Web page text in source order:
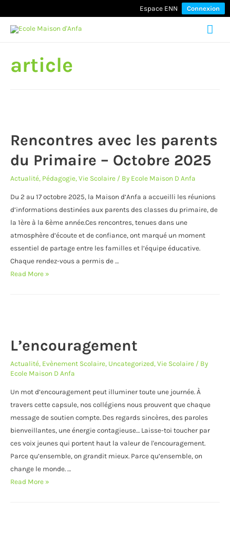
Espace ENN Connexion
article
Rencontres avec les parents
du Primaire – Octobre 2025
Actualité, Pédagogie,Vie Scolaire / By Ecole Maison D Anfa
Du 2 au 17 octobre 2025, la Maison d’Anfa a accueilli les réunions
d’informations destinées aux parents des classes du primaire, de
la 1ère à la 6ème année.Ces rencontres, tenues dans une
atmosphère d’écoute et de confiance, ont marqué un moment
essentiel de partage entre les familles et l’équipe éducative.
Chaque rendez-vous a permis de …
Rencontres
–
Octobre
2025
Read More »
L’encouragement
Actualité, Evènement Scolaire, Uncategorized, Vie Scolaire / By
Ecole Maison D Anfa
Un mot d’encouragement peut illuminer toute une journée. À
travers cette capsule, nos collégiens nous prouvent que chaque
message de soutien compte. Des regards sincères, des paroles
bienveillantes, une énergie contagieuse… Laisse-toi toucher par
ces voix jeunes qui portent haut la valeur de l'encouragement.
Parce qu’ensemble, on grandit mieux. Parce qu’ensemble, on
change le monde. …
L’encouragement
Read More »